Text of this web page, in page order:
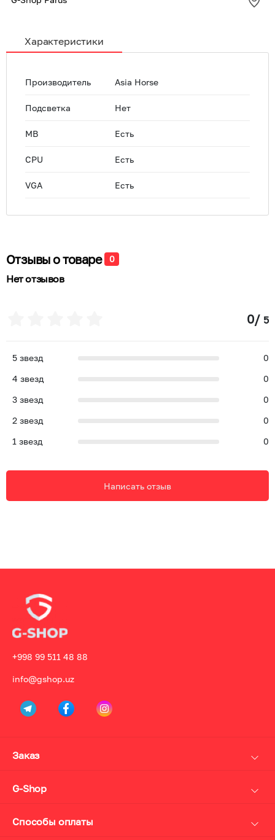
Характеристики
Производитель Asia Horse
Подсветка Нет
MB Есть
CPU Есть
VGA Есть
Отзывы о товаре 0
Нет отзывов
0/ 5
5 звезд
0
4 звезд
0
3 звезд
0
2 звезд
0
1 звезд 0
Написать отзыв
+998 99 511 48 88
info@gshop.uz
Заказ
Оплата
Личный кабинет
G-Shop
Дисконт и кэшбек карта
Способы оплаты